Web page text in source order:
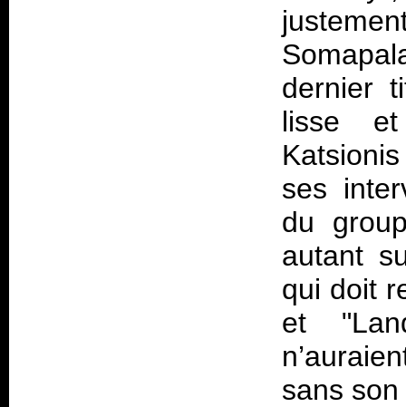
dernier
lisse
ses
du
autant
qui doit
et
sans